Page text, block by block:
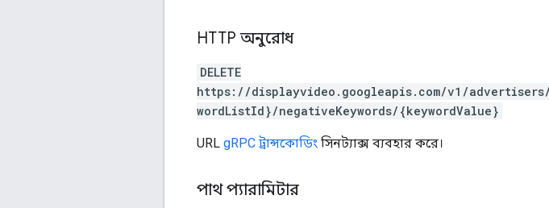
HTTP অনুরোধ
DELETE
https://displayvideo.googleapis.com/v1/
wordListId}/negativeKeywords/{keywordValue}
URL gRPC ট্রান্সকোডিং সিনট্যাক্স ব্যবহার করে।
পাথ প্যারামিটার